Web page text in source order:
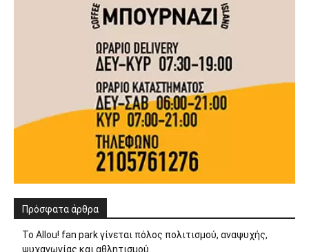
Πρόσφατα άρθρα
Το Allou! fan park γίνεται πόλος πολιτισμού, αναψυχής,
ψυχαγωγίας και αθλητισμού